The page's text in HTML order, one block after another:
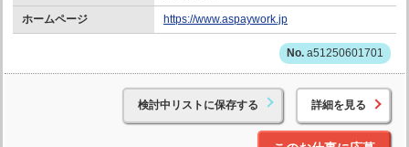
ホームページ https://www.aspaywork.jp
a51250601701
検討中リストに保存する 詳細を見る